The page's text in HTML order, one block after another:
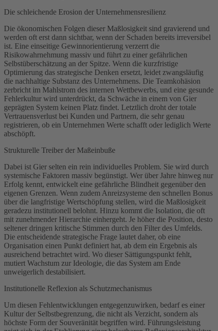
Die schleichende Erosion der Unternehmensresilienz
Die ökonomischen Folgen dieser Maßlosigkeit sind gravierend und
werden oft erst dann sichtbar, wenn der Schaden bereits irreversibel
ist. Eine einseitige Gewinnorientierung verzerrt die
Risikowahrnehmung massiv und führt zu einer gefährlichen
Selbstüberschätzung an der Spitze. Wenn die kurzfristige
Optimierung das strategische Denken ersetzt, leidet zwangsläufig
die nachhaltige Substanz des Unternehmens. Die Teamkohäsion
zerbricht im Mahlstrom des internen Wettbewerbs, und eine gesunde
Fehlerkultur wird unterdrückt, da Schwäche in einem von Gier
geprägten System keinen Platz findet. Letztlich droht der totale
Vertrauensverlust bei Kunden und Partnern, die sehr genau
registrieren, ob ein Unternehmen Werte schafft oder lediglich Werte
abschöpft.
Strukturelle Treiber der Maßeinbuße
Dabei ist Gier selten ein rein individuelles Problem. Sie wird durch
systemische Faktoren massiv begünstigt. Wer über Jahre hinweg nur
Erfolg kennt, entwickelt eine gefährliche Blindheit gegenüber den
eigenen Grenzen. Wenn zudem Anreizsysteme den schnellen Bonus
über die langfristige Wertschöpfung stellen, wird die Maßlosigkeit
geradezu institutionell belohnt. Hinzu kommt die Isolation, die oft
mit zunehmender Hierarchie einhergeht. Je höher die Position, desto
seltener dringen kritische Stimmen durch den Filter des Umfelds.
Die entscheidende strategische Frage lautet daher, ob eine
Organisation einen Punkt definiert hat, ab dem ein Ergebnis als
ausreichend betrachtet wird. Wo dieser Sättigungspunkt fehlt,
mutiert Wachstum zur Ideologie, die das System am Ende
unweigerlich destabilisiert.
Institutionelle Reflexion als Schutzmechanismus
Um diesen Fehlentwicklungen entgegenzuwirken, bedarf es einer
Kultur der Selbstbegrenzung, die nicht als Verzicht, sondern als
höchste Form der Souveränität begriffen wird. Führungsleistung